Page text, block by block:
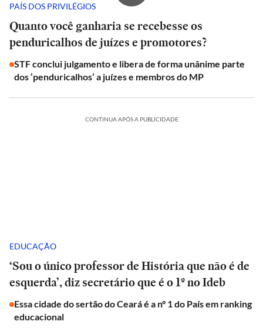
PAÍS DOS PRIVILÉGIOS
Quanto você ganharia se recebesse os
penduricalhos de juízes e promotores?
STF conclui julgamento e libera de forma unânime parte
dos ‘penduricalhos’ a juízes e membros do MP
CONTINUA APÓS A PUBLICIDADE
EDUCAÇÃO
‘Sou o único professor de História que não é de
esquerda’, diz secretário que é o 1º no Ideb
Essa cidade do sertão do Ceará é a nº 1 do País em ranking
educacional